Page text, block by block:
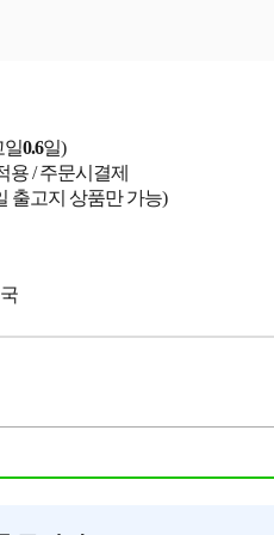
일0.6일)
용 / 주문시결제
출고지 상품만 가능)